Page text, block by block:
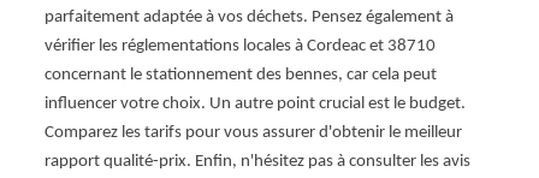
parfaitement adaptée à vos déchets. Pensez également à
vérifier les réglementations locales à Cordeac et 38710
concernant le stationnement des bennes, car cela peut
influencer votre choix. Un autre point crucial est le budget.
Comparez les tarifs pour vous assurer d'obtenir le meilleur
rapport qualité-prix. Enfin, n'hésitez pas à consulter les avis